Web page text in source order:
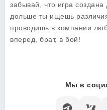
забывай, что игра
дольше ты ищешь
проводишь в компании
вперед, брат, в бой!
Мы в